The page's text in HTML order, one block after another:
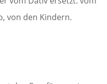
von den Kindern.